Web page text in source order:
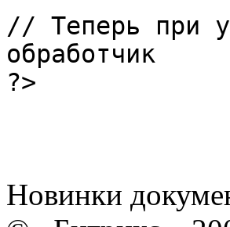
// Теперь при
обработчик
?>
Новинки